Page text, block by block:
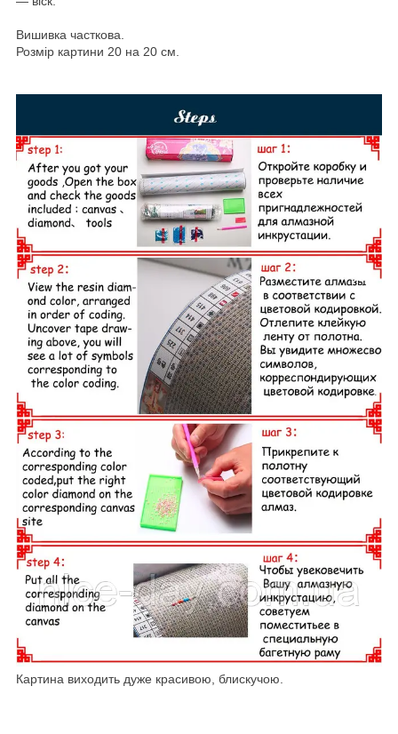
Вишивка часткова.
Розмір картини 20 на 20 см.
Картина виходить дуже красивою, блискучою.